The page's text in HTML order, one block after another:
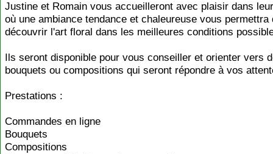
Justine et Romain vous accueilleront avec plaisir dans
où une ambiance tendance et chaleureuse vous permettra
découvrir l'art floral dans les meilleures conditions
Ils seront disponible pour vous conseiller et orienter vers
bouquets ou compositions qui seront répondre à vos
Prestations :
Commandes en ligne
Bouquets
Compositions